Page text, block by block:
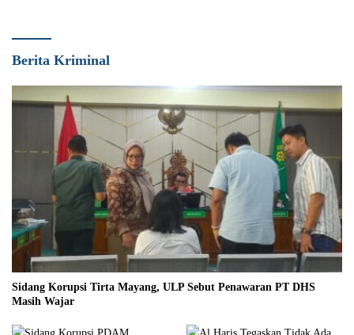
Berita Kriminal
Sidang Korupsi Tirta Mayang, ULP Sebut Penawaran PT DHS
Masih Wajar